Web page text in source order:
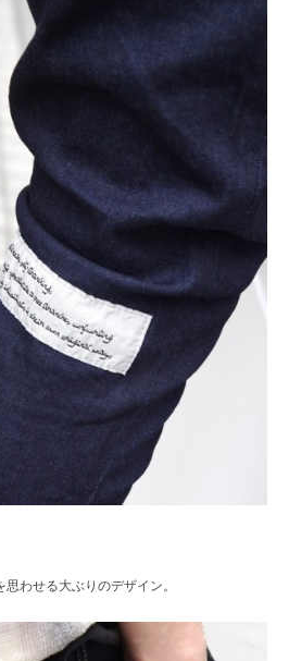
わせる大ぶりのデザイン。